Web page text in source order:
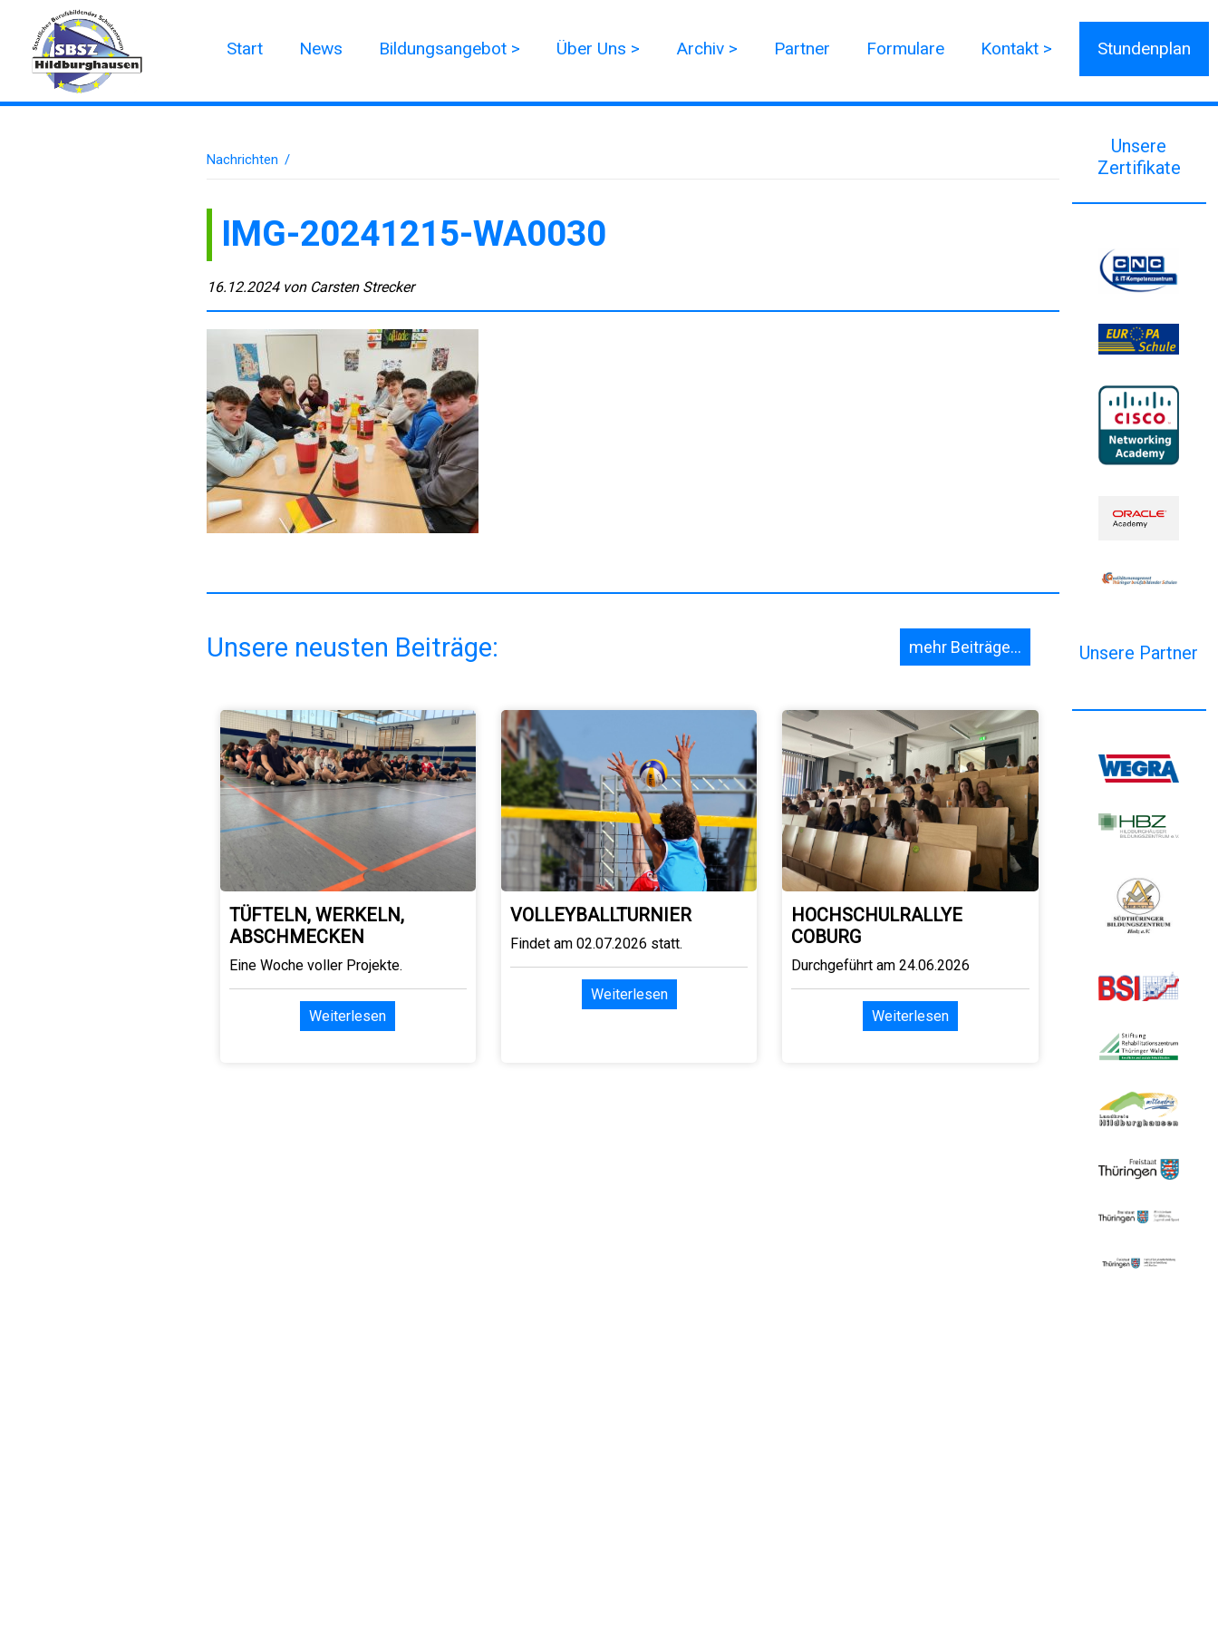
Start News Bildungsangebot > Über Uns > Archiv > Partner Formulare Kontakt > Stundenplan
Nachrichten /
IMG-20241215-WA0030
16.12.2024 von Carsten Strecker
Unsere neusten Beiträge: mehr Beiträge...
TÜFTELN, WERKELN,
ABSCHMECKEN
Eine Woche voller Projekte.
Weiterlesen
VOLLEYBALLTURNIER
Findet am 02.07.2026 statt.
Weiterlesen
HOCHSCHULRALLYE
COBURG
Durchgeführt am 24.06.2026
Weiterlesen
Unsere
Zertifikate
Unsere Partner